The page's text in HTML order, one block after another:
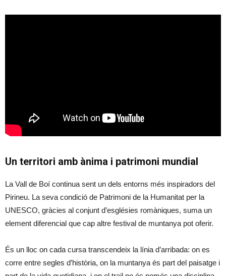
Un territori amb ànima i patrimoni mundial
La Vall de Boí continua sent un dels entorns més inspiradors del
Pirineu. La seva condició de Patrimoni de la Humanitat per la
UNESCO, gràcies al conjunt d’esglésies romàniques, suma un
element diferencial que cap altre festival de muntanya pot oferir.
És un lloc on cada cursa transcendeix la línia d’arribada: on es
corre entre segles d’història, on la muntanya és part del paisatge i